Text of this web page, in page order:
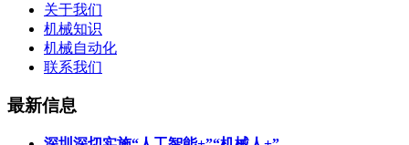
关于我们
机械知识
机械自动化
联系我们
最新信息